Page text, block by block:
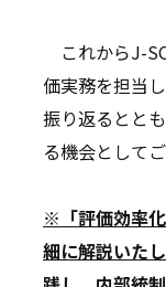
これからJ-
価実務を担当
振り返るとと
る機会として
※「評価効率
細に解説いた